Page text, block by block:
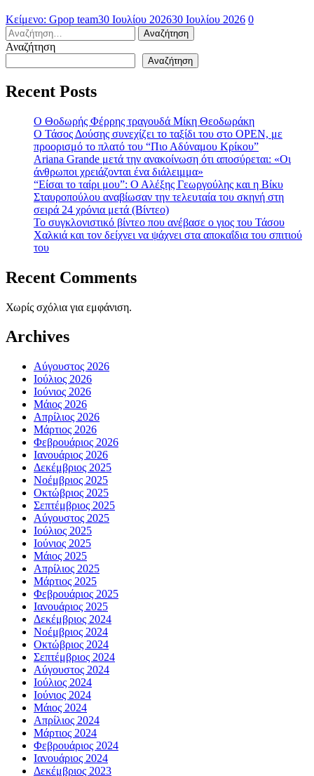
Κείμενο: Gpop team30 Ιουλίου 202630 Ιουλίου 2026 0
Αναζήτηση
για:
Αναζήτηση
Αναζήτηση
Recent Posts
Ο Θοδωρής Φέρρης τραγουδά Μίκη Θεοδωράκη
Ο Τάσος Δούσης συνεχίζει το ταξίδι του στο OPEN, με
προορισμό το πλατό του “Πιο Αδύναμου Κρίκου”
Ariana Grande μετά την ανακοίνωση ότι αποσύρεται: «Οι
άνθρωποι χρειάζονται ένα διάλειμμα»
“Είσαι το ταίρι μου”: Ο Αλέξης Γεωργούλης και η Βίκυ
Σταυροπούλου αναβίωσαν την τελευταία του σκηνή στη
σειρά 24 χρόνια μετά (Βίντεο)
To συγκλονιστικό βίντεο που ανέβασε ο γιος του Τάσου
Χαλκιά και τον δείχνει να ψάχνει στα αποκαΐδια του σπιτιού
του
Recent Comments
Χωρίς σχόλια για εμφάνιση.
Archives
Αύγουστος 2026
Ιούλιος 2026
Ιούνιος 2026
Μάιος 2026
Απρίλιος 2026
Μάρτιος 2026
Φεβρουάριος 2026
Ιανουάριος 2026
Δεκέμβριος 2025
Νοέμβριος 2025
Οκτώβριος 2025
Σεπτέμβριος 2025
Αύγουστος 2025
Ιούλιος 2025
Ιούνιος 2025
Μάιος 2025
Απρίλιος 2025
Μάρτιος 2025
Φεβρουάριος 2025
Ιανουάριος 2025
Δεκέμβριος 2024
Νοέμβριος 2024
Οκτώβριος 2024
Σεπτέμβριος 2024
Αύγουστος 2024
Ιούλιος 2024
Ιούνιος 2024
Μάιος 2024
Απρίλιος 2024
Μάρτιος 2024
Φεβρουάριος 2024
Ιανουάριος 2024
Δεκέμβριος 2023